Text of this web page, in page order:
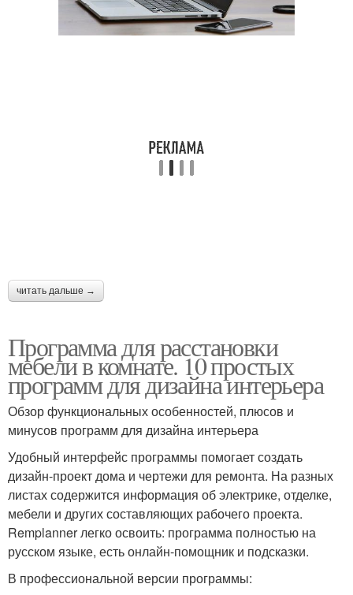
читать дальше →
Программа для расстановки
мебели в комнате. 10 простых
программ для дизайна интерьера
Обзор функциональных особенностей, плюсов и
минусов программ для дизайна интерьера
Удобный интерфейс программы помогает создать
дизайн-проект дома и чертежи для ремонта. На разных
листах содержится информация об электрике, отделке,
мебели и других составляющих рабочего проекта.
Remplanner легко освоить: программа полностью на
русском языке, есть онлайн-помощник и подсказки.
В профессиональной версии программы: